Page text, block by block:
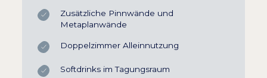
Zusätzliche Pinnwände und
Metaplanwände
Doppelzimmer Alleinnutzung
Softdrinks im Tagungsraum